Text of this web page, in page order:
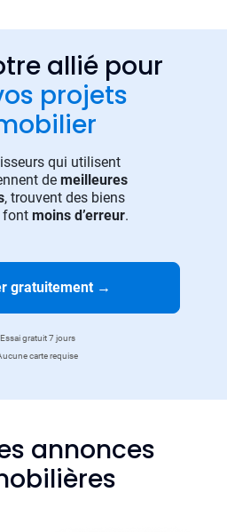
allié pour
projets
qui utilisent
de meilleures
, trouvent des biens
font moins d’erreur.
gratuitement →
Essai gratuit 7 jours
carte requise
annonces